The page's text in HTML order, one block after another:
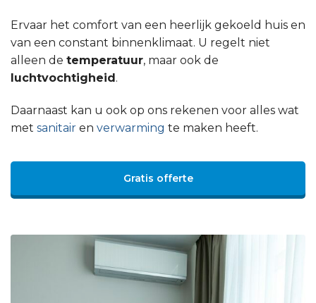
Ervaar het comfort van een heerlijk gekoeld huis en
van een constant binnenklimaat. U regelt niet
alleen de temperatuur, maar ook de
luchtvochtigheid.
Daarnaast kan u ook op ons rekenen voor alles wat
met sanitair en verwarming te maken heeft.
Gratis offerte